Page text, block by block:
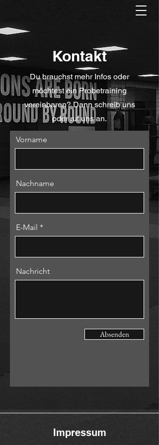
Kontakt
Du brauchst mehr Infos oder
möchtest ein Probetraining
vereinbaren? Dann schreib uns
oder ruf uns an.
Vorname
Nachname
E-Mail
Nachricht
Absenden
Impressum